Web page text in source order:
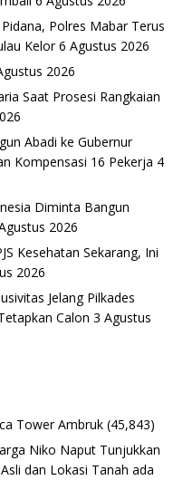
Polres Mabar Terus
Kelor 6 Agustus 2026
2026
Saat Prosesi Rangkaian
Abadi ke Gubernur
Kompensasi 16 Pekerja 4
Diminta Bangun
2026
Kesehatan Sekarang, Ini
2026
Jelang Pilkades
Calon 3 Agustus
Tower Ambruk (45,843)
Niko Naput Tunjukkan
dan Lokasi Tanah ada